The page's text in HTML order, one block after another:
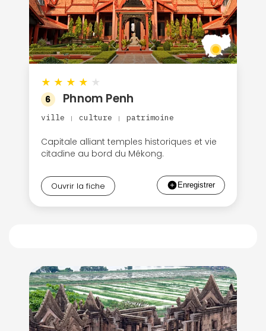
★ ★ ★ ★ ★
6 Phnom Penh
ville | culture | patrimoine
Capitale alliant temples historiques et vie
citadine au bord du Mékong.
Ouvrir la fiche